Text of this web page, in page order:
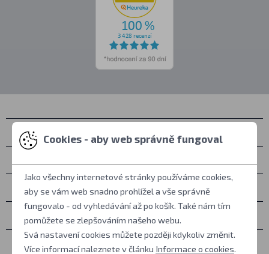
Kontakty
Vše o nákupu
Další informace
Ostatní
Cookies - aby web správně fungoval
Jako všechny internetové stránky používáme cookies,
aby se vám web snadno prohlížel a vše správně
fungovalo - od vyhledávání až po košík. Také nám tím
pomůžete se zlepšováním našeho webu.
Svá nastavení cookies můžete později kdykoliv změnit.
Více informací naleznete v článku Informace o cookies.